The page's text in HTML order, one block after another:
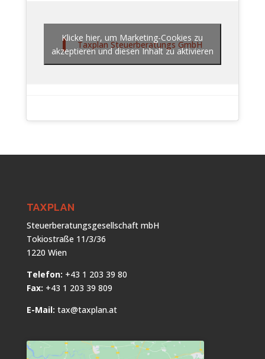
Taxplan Steuerberatungs GmbH
Klicke hier, um Marketing-Cookies zu
akzeptieren und diesen Inhalt zu aktivieren
TAXPLAN
Steuerberatungsgesellschaft mbH
Tokiostraße 11/3/36
1220 Wien
Telefon: +43 1 203 39 80
Fax: +43 1 203 39 809
E-Mail: tax@taxplan.at